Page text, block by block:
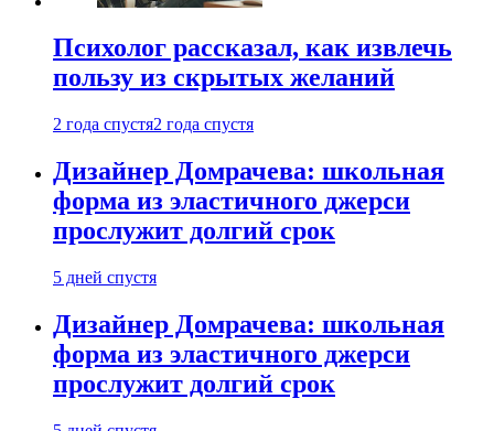
Психолог рассказал, как извлечь
пользу из скрытых желаний
2 года спустя2 года спустя
Дизайнер Домрачева: школьная
форма из эластичного джерси
прослужит долгий срок
5 дней спустя
Дизайнер Домрачева: школьная
форма из эластичного джерси
прослужит долгий срок